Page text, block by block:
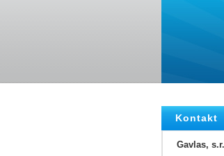
Kontakt
Gavlas,